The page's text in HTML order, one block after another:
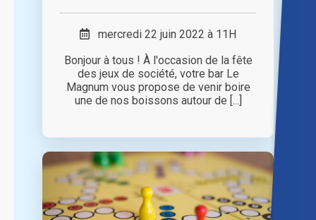
mercredi 22 juin 2022 à 11H
Bonjour à tous ! À l'occasion de la fête
des jeux de société, votre bar Le
Magnum vous propose de venir boire
une de nos boissons autour de [...]